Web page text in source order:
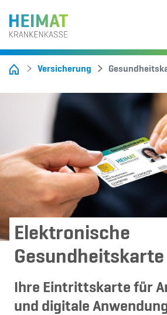
Versicherung
Elektronische
Gesundheitskarte
Ihre Eintrittskarte für
und digitale